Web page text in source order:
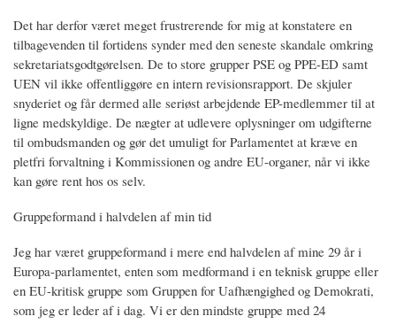
Det har derfor været meget frustrerende for mig at konstatere en
tilbagevenden til fortidens synder med den seneste skandale omkring
sekretariatsgodtgørelsen. De to store grupper PSE og PPE-ED samt
UEN vil ikke offentliggøre en intern revisionsrapport. De skjuler
snyderiet og får dermed alle seriøst arbejdende EP-medlemmer til at
ligne medskyldige. De nægter at udlevere oplysninger om udgifterne
til ombudsmanden og gør det umuligt for Parlamentet at kræve en
pletfri forvaltning i Kommissionen og andre EU-organer, når vi ikke
kan gøre rent hos os selv.
Gruppeformand i halvdelen af min tid
Jeg har været gruppeformand i mere end halvdelen af mine 29 år i
Europa-parlamentet, enten som medformand i en teknisk gruppe eller
en EU-kritisk gruppe som Gruppen for Uafhængighed og Demokrati,
som jeg er leder af i dag. Vi er den mindste gruppe med 24